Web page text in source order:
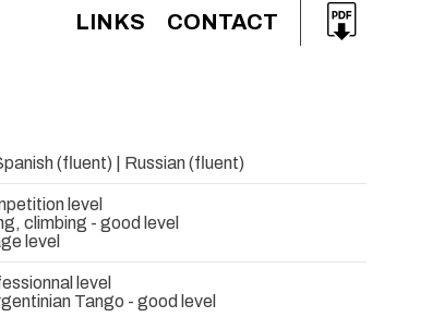
LINKS CONTACT
(fluent) | Russian (fluent)
level
climbing - good level
level
level
Tango - good level